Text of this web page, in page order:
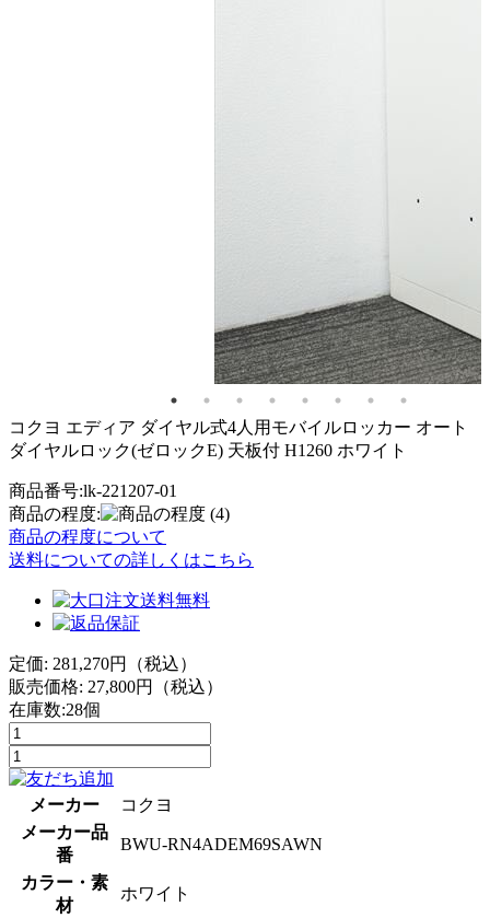
コクヨ エディア ダイヤル式4人用モバイルロッカー オート
ダイヤルロック(ゼロックE) 天板付 H1260 ホワイト
商品番号:lk-221207-01
商品の程度:
(4)
商品の程度について
送料についての詳しくはこちら
定価: 281,270円（税込）
販売価格: 27,800円（税込）
在庫数:28個
メーカー
コクヨ
メーカー品
番
BWU-RN4ADEM69SAWN
カラー・素
材
ホワイト